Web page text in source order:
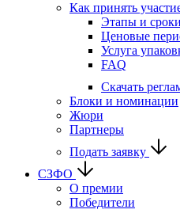
Как принять
Этапы и сроки
Ценовые
Услуга
FAQ
Скачать
Блоки и номинации
Жюри
Партнеры
Подать заявку
СЗФО
О премии
Победители